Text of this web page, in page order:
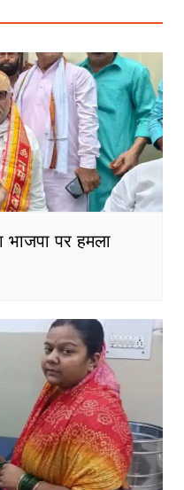
भाजपा पर हमला